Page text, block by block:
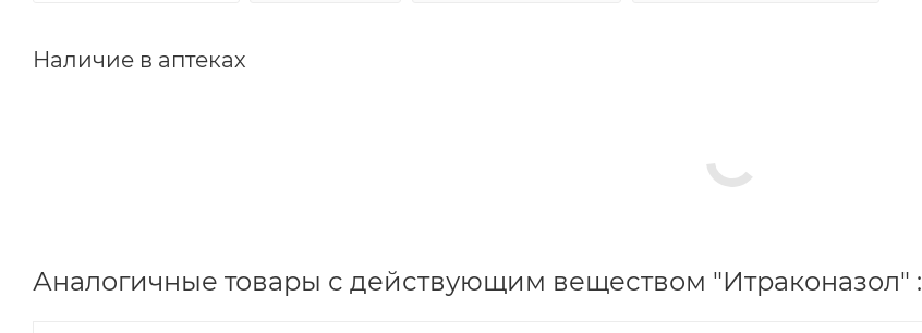
Наличие в аптеках
Аналогичные товары с действующим веществом "Итраконазол" :